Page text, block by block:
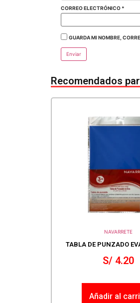
CORREO ELECTRÓNICO *
GUARDA MI NOMBRE,
Recomendados
NAVARRETE
TABLA DE PUNZADO
S/4.20
Añadir al